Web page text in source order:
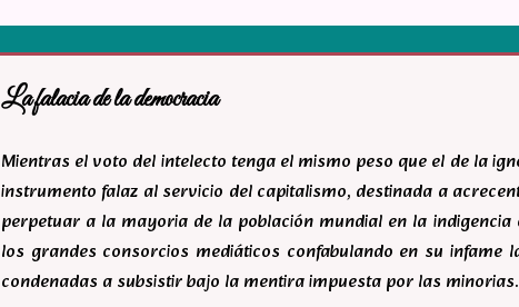
La falacia de la democracia
Mientras el voto del intelecto tenga el mismo peso que el de la
instrumento falaz al servicio del capitalismo, destinada a
perpetuar a la mayoria de la población mundial en la
los grandes consorcios mediáticos confabulando en su
condenadas a subsistir bajo la mentira impuesta por las minorias.